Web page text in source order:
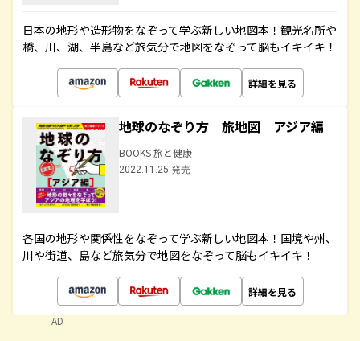
日本の地形や造形物をなぞって学ぶ新しい地図本！観光名所や
橋、川、湖、半島など旅気分で地図をなぞって脳もイキイキ！
詳細を見る
地球のなぞり方 旅地図 アジア編
BOOKS 旅と健康
2022.11.25 発売
各国の地形や関係性をなぞって学ぶ新しい地図本！国境や州、
川や街道、島など旅気分で地図をなぞって脳もイキイキ！
詳細を見る
AD